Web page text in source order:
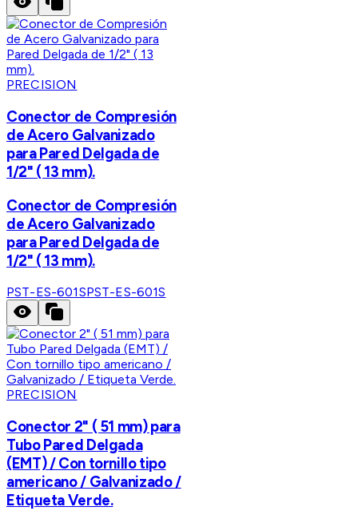
PRECISION
Conector de Compresión
de Acero Galvanizado
para Pared Delgada de
1/2" ( 13 mm).
Conector de Compresión
de Acero Galvanizado
para Pared Delgada de
1/2" ( 13 mm).
PST-ES-601SPST-ES-601S
PRECISION
Conector 2" ( 51 mm) para
Tubo Pared Delgada
(EMT) / Con tornillo tipo
americano / Galvanizado /
Etiqueta Verde.